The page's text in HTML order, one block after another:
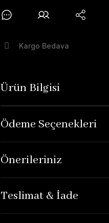
Kargo Bedava
Ürün Bilgisi
Ödeme Seçenekleri
Önerileriniz
Teslimat & İade